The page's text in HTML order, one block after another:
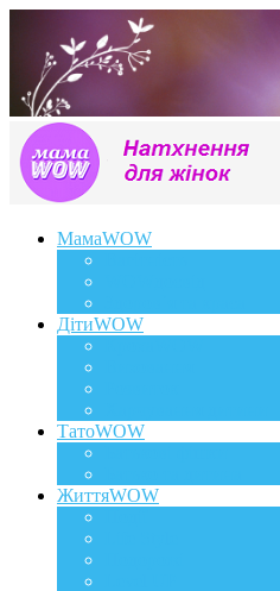
МамаWOW
ДітиWOW
ТатоWOW
ЖиттяWOW